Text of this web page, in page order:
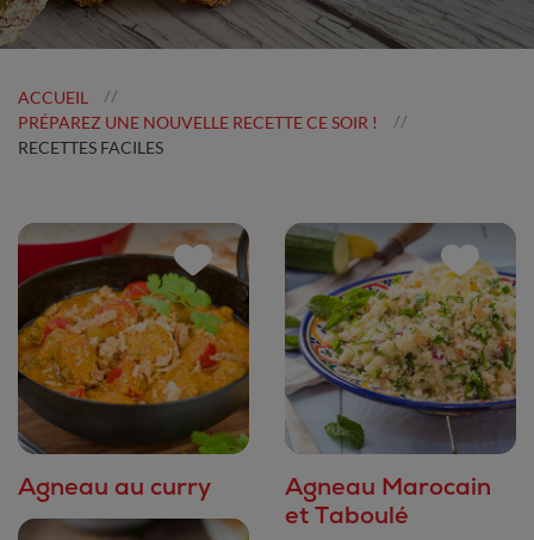
ACCUEIL //
PRÉPAREZ UNE NOUVELLE RECETTE CE SOIR ! //
RECETTES FACILES
Agneau au curry
Agneau Marocain
et Taboulé